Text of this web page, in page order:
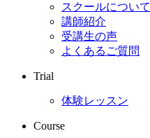
スクールについて
講師紹介
受講生の声
よくあるご質問
Trial
体験レッスン
Course